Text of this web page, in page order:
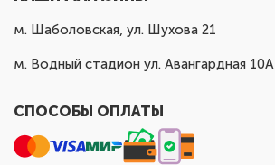
м. Шаболовская, ул. Шухова 21
м. Водный стадион ул. Авангардная 10А
СПОСОБЫ ОПЛАТЫ